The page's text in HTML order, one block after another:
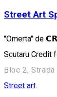
Street Art
"Omerta" de
Scutaru Credit
Bloc 2,
Street art